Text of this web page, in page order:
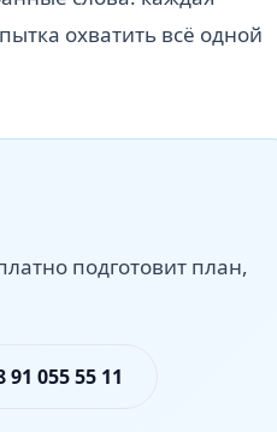
охватить всё одной
подготовит план,
91 055 55 11